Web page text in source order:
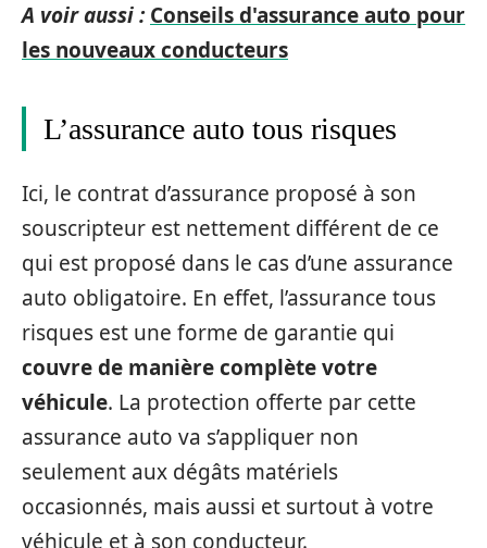
A voir aussi : Conseils d'assurance auto pour
les nouveaux conducteurs
L’assurance auto tous risques
Ici, le contrat d’assurance proposé à son
souscripteur est nettement différent de ce
qui est proposé dans le cas d’une assurance
auto obligatoire. En effet, l’assurance tous
risques est une forme de garantie qui
couvre de manière complète votre
véhicule. La protection offerte par cette
assurance auto va s’appliquer non
seulement aux dégâts matériels
occasionnés, mais aussi et surtout à votre
véhicule et à son conducteur.